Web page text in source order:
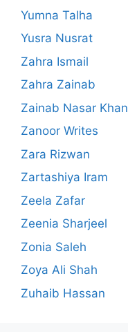
Yumna Talha
Yusra Nusrat
Zahra Ismail
Zahra Zainab
Zainab Nasar Khan
Zanoor Writes
Zara Rizwan
Zartashiya Iram
Zeela Zafar
Zeenia Sharjeel
Zonia Saleh
Zoya Ali Shah
Zuhaib Hassan